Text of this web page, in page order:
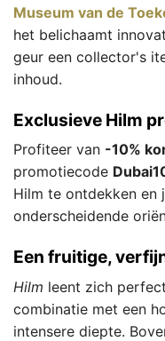
Museum van de
het belichaamt
geur een collector's
inhoud.
Exclusieve Hilm
Profiteer van -10%
promotiecode
Hilm te ontdekken en
onderscheidende
Een fruitige,
Hilm leent zich
combinatie met een
intensere diepte.